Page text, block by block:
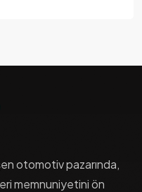
otomotiv pazarında,
memnuniyetini ön